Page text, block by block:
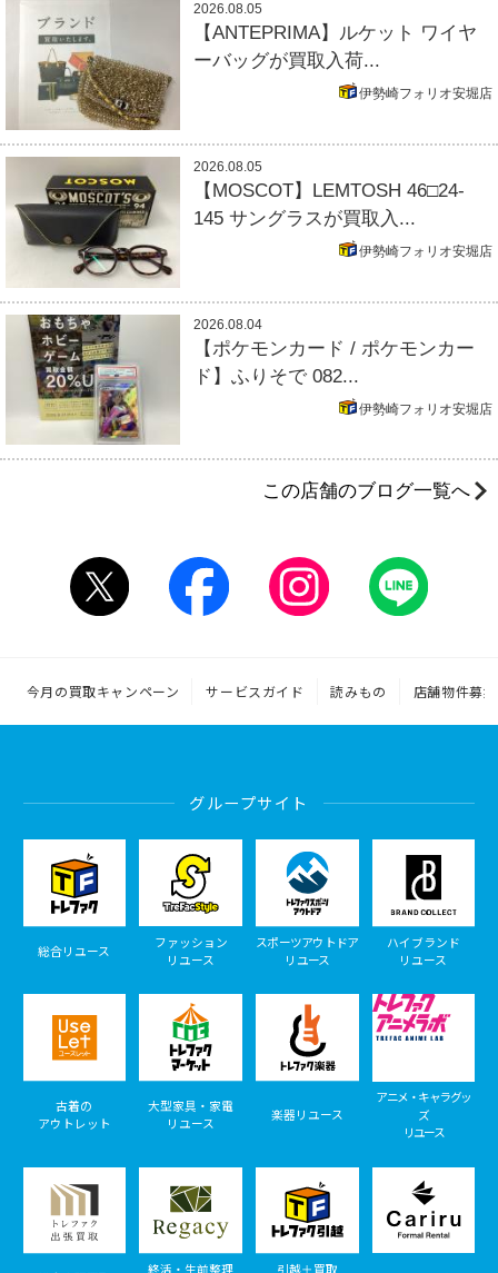
2026.08.05
【ANTEPRIMA】ルケット ワイヤ
ーバッグが買取入荷...
伊勢崎フォリオ安堀店
2026.08.05
【MOSCOT】LEMTOSH 46□24-
145 サングラスが買取入...
伊勢崎フォリオ安堀店
2026.08.04
【ポケモンカード / ポケモンカー
ド】ふりそで 082...
伊勢崎フォリオ安堀店
この店舗のブログ一覧へ
今月の買取キャンペーン サービスガイド 読みもの 店舗物件募集
グループサイト
総合リユース
ファッション
リユース
スポーツアウトドア
リユース
ハイブランド
リユース
古着の
アウトレット
大型家具・家電
リユース
楽器リユース
アニメ・キャラグッ
ズ
リユース
終活・生前整理
引越＋買取